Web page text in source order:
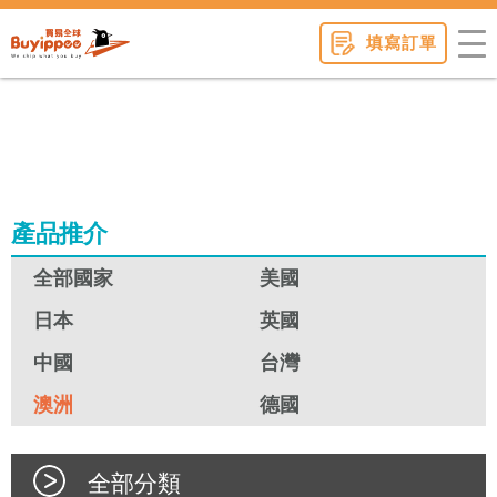
填寫訂單
產品推介
全部國家
美國
日本
英國
中國
台灣
澳洲
德國
全部分類